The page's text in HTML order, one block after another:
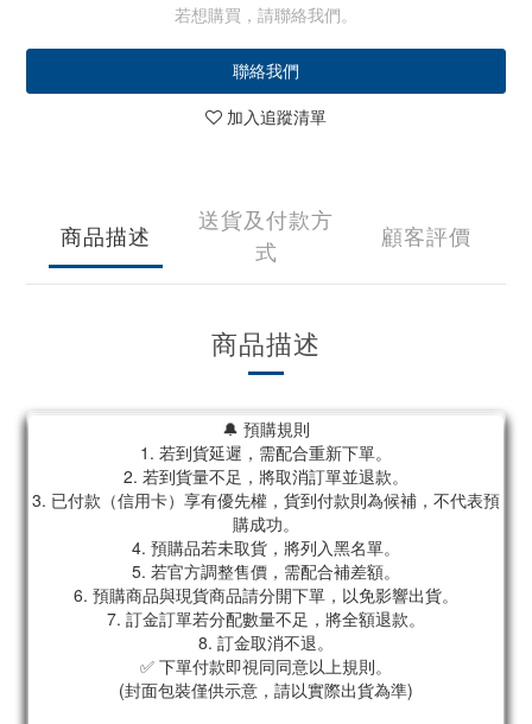
若想購買，請聯絡我們。
聯絡我們
加入追蹤清單
商品描述
送貨及付款方
式
顧客評價
商品描述
🔔 預購規則
1. 若到貨延遲，需配合重新下單。
2. 若到貨量不足，將取消訂單並退款。
3. 已付款（信用卡）享有優先權，貨到付款則為候補，不代表預
購成功。
4. 預購品若未取貨，將列入黑名單。
5. 若官方調整售價，需配合補差額。
6. 預購商品與現貨商品請分開下單，以免影響出貨。
7. 訂金訂單若分配數量不足，將全額退款。
8. 訂金取消不退。
✅ 下單付款即視同同意以上規則。
(封面包裝僅供示意，請以實際出貨為準)